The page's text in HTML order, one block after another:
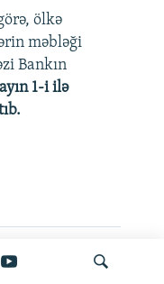
360p
480p
720p
ölkə
məbləği
Bankın
1-i ilə